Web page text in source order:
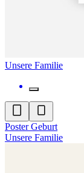
Unsere Familie
Poster Geburt
Unsere Familie